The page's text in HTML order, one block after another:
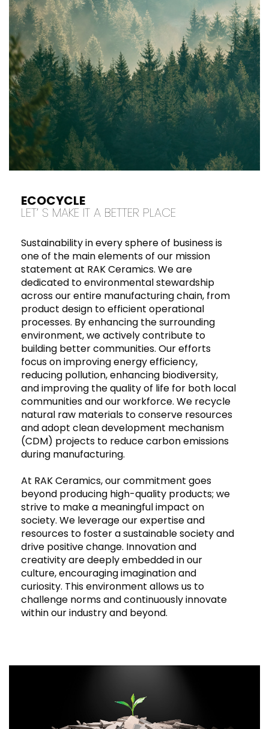
ECOCYCLE
LET’ S MAKE IT A BETTER PLACE
Sustainability in every sphere of business is
one of the main elements of our mission
statement at RAK Ceramics. We are
dedicated to environmental stewardship
across our entire manufacturing chain, from
product design to efficient operational
processes. By enhancing the surrounding
environment, we actively contribute to
building better communities. Our efforts
focus on improving energy efficiency,
reducing pollution, enhancing biodiversity,
and improving the quality of life for both local
communities and our workforce. We recycle
natural raw materials to conserve resources
and adopt clean development mechanism
(CDM) projects to reduce carbon emissions
during manufacturing.
At RAK Ceramics, our commitment goes
beyond producing high-quality products; we
strive to make a meaningful impact on
society. We leverage our expertise and
resources to foster a sustainable society and
drive positive change. Innovation and
creativity are deeply embedded in our
culture, encouraging imagination and
curiosity. This environment allows us to
challenge norms and continuously innovate
within our industry and beyond.